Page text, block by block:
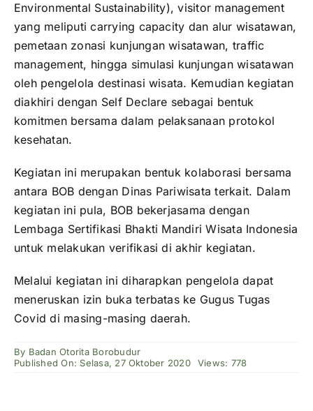
Environmental Sustainability), visitor management
yang meliputi carrying capacity dan alur wisatawan,
pemetaan zonasi kunjungan wisatawan, traffic
management, hingga simulasi kunjungan wisatawan
oleh pengelola destinasi wisata. Kemudian kegiatan
diakhiri dengan Self Declare sebagai bentuk
komitmen bersama dalam pelaksanaan protokol
kesehatan.
Kegiatan ini merupakan bentuk kolaborasi bersama
antara BOB dengan Dinas Pariwisata terkait. Dalam
kegiatan ini pula, BOB bekerjasama dengan
Lembaga Sertifikasi Bhakti Mandiri Wisata Indonesia
untuk melakukan verifikasi di akhir kegiatan.
Melalui kegiatan ini diharapkan pengelola dapat
meneruskan izin buka terbatas ke Gugus Tugas
Covid di masing-masing daerah.
By Badan Otorita Borobudur
Published On: Selasa, 27 Oktober 2020
Views: 778